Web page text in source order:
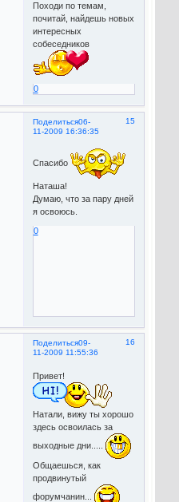
Походи по темам,
почитай, найдешь новых
интересных
собеседников
0
Поделиться 15
06-
11-2009 16:36:35
Спасибо
Наташа!
Думаю, что за пару дней
я освоюсь.
0
Поделиться 16
09-
11-2009 11:55:36
Привет!
Натали, вижу ты хорошо
здесь освоилась за
выходные дни.....
Общаешься, как
продвинутый
форумчанин...